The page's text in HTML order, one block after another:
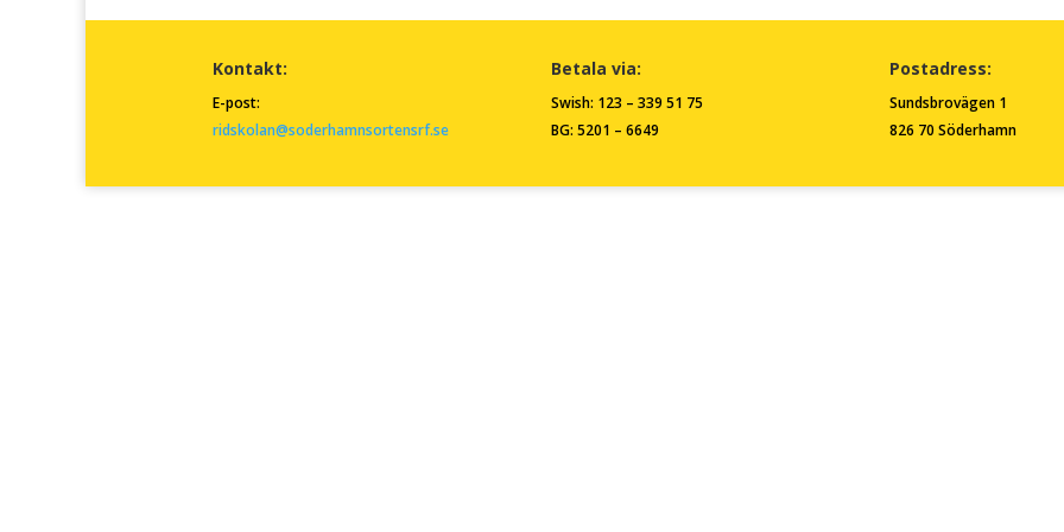
Kontakt:
E-post:
ridskolan@soderhamnsortensrf.se
Betala via:
Swish: 123 – 339 51 75
BG: 5201 – 6649
Postadress:
Sundsbrovägen 1
826 70 Söderhamn